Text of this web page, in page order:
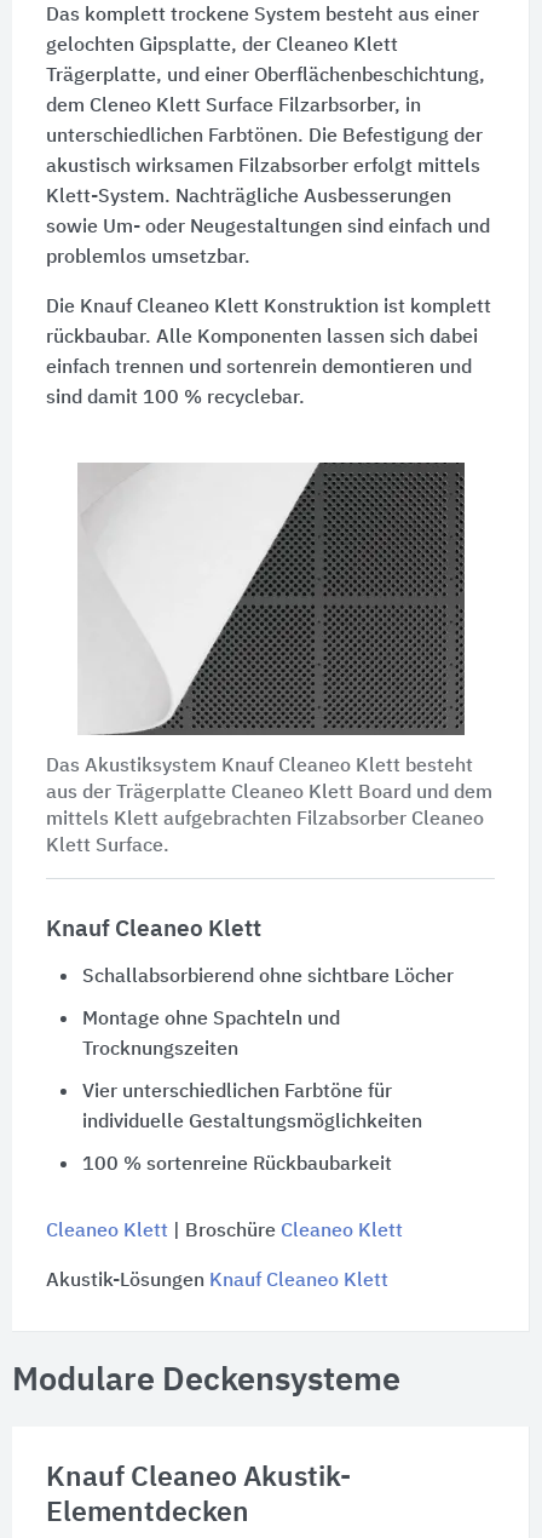
Das komplett trockene System besteht aus einer
gelochten Gipsplatte, der Cleaneo Klett
Trägerplatte, und einer Oberflächenbeschichtung,
dem Cleneo Klett Surface Filzarbsorber, in
unterschiedlichen Farbtönen. Die Befestigung der
akustisch wirksamen Filzabsorber erfolgt mittels
Klett-System. Nachträgliche Ausbesserungen
sowie Um- oder Neugestaltungen sind einfach und
problemlos umsetzbar.
Die Knauf Cleaneo Klett Konstruktion ist komplett
rückbaubar. Alle Komponenten lassen sich dabei
einfach trennen und sortenrein demontieren und
sind damit 100 % recyclebar.
Das Akustiksystem Knauf Cleaneo Klett besteht
aus der Trägerplatte Cleaneo Klett Board und dem
mittels Klett aufgebrachten Filzabsorber Cleaneo
Klett Surface.
Knauf Cleaneo Klett
Schallabsorbierend ohne sichtbare Löcher
Montage ohne Spachteln und
Trocknungszeiten
Vier unterschiedlichen Farbtöne für
individuelle Gestaltungsmöglichkeiten
100 % sortenreine Rückbaubarkeit
Cleaneo Klett| Broschüre Cleaneo Klett
Akustik-Lösungen Knauf Cleaneo Klett
Modulare Deckensysteme
Knauf Cleaneo Akustik-
Elementdecken